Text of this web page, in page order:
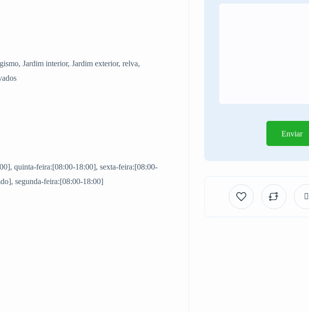
Jardim interior, Jardim exterior, relva,
quinta-feira:[08:00-18:00], sexta-feira:[08:00-
segunda-feira:[08:00-18:00]
Enviar